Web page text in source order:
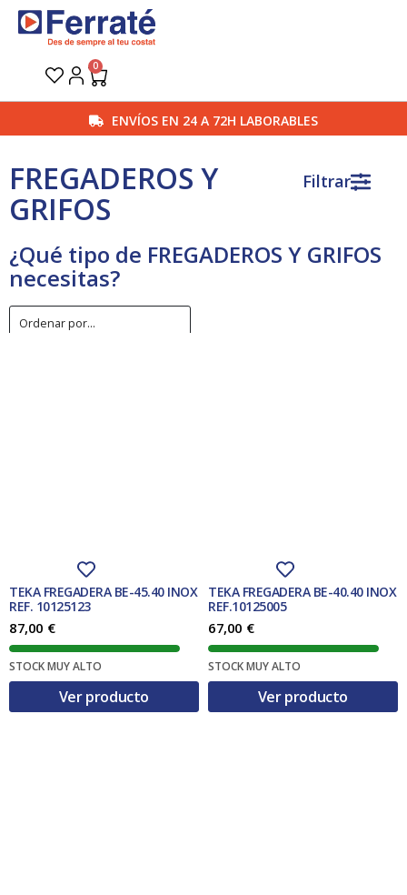
contenido
0
Carrito
ENVÍOS EN 24 A 72H LABORABLES
FREGADEROS Y
GRIFOS
Filtrar
¿Qué tipo de FREGADEROS Y GRIFOS
necesitas?
TEKA FREGADERA BE-45.40 INOX
REF. 10125123
87,00 €
STOCK MUY ALTO
Ver producto
TEKA FREGADERA BE-40.40 INOX
REF.10125005
67,00 €
STOCK MUY ALTO
Ver producto